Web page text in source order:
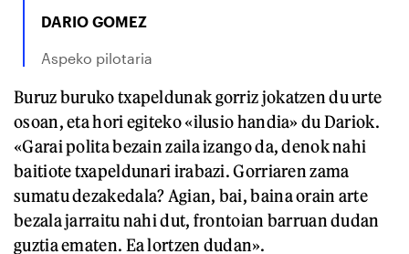
DARIO GOMEZ
Aspeko pilotaria
Buruz buruko txapeldunak gorriz jokatzen du urte
osoan, eta hori egiteko «ilusio handia» du Dariok.
«Garai polita bezain zaila izango da, denok nahi
baitiote txapeldunari irabazi. Gorriaren zama
sumatu dezakedala? Agian, bai, baina orain arte
bezala jarraitu nahi dut, frontoian barruan dudan
guztia ematen. Ea lortzen dudan».